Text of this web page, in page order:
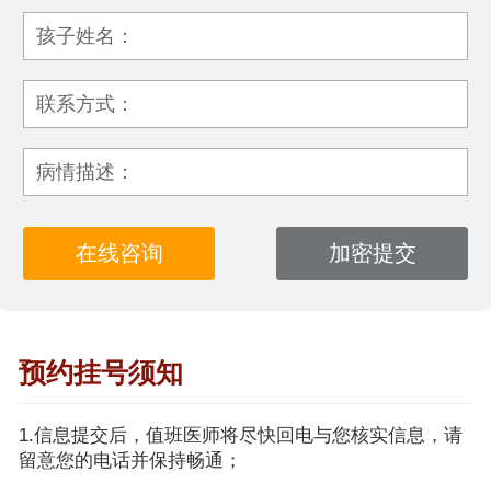
孩子姓名：
联系方式：
病情描述：
预约挂号须知
1.信息提交后，值班医师将尽快回电与您核实信息，请
留意您的电话并保持畅通；